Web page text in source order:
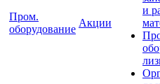
Пром.
оборудование
Акции
и